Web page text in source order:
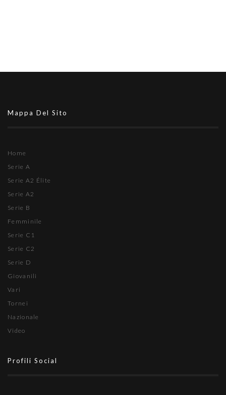
Mappa Del Sito
Home
Serie A
Serie A2 Élite
Serie A2
Serie B
Femminile
Serie C1
Serie C2
Serie D
Giovanili
Vari
Tornei
Nazionale
Video
Profili Social